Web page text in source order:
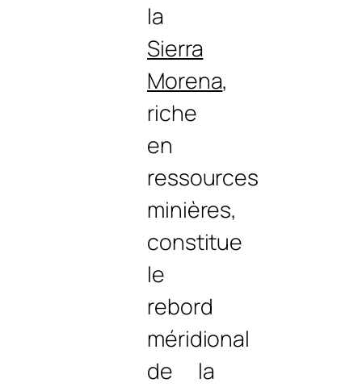
la
Sierra
Morena,
riche
en
ressources
minières,
constitue
le
rebord
méridional
de la